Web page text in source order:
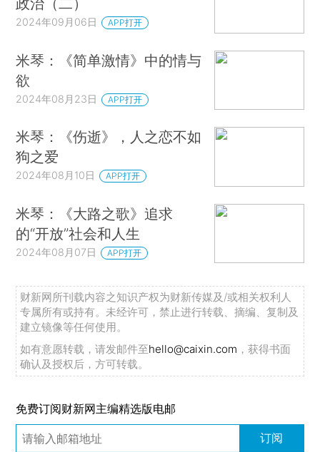
2024年09月06日 APP打开
米琴：《简单激情》中的情与
欲
2024年08月23日 APP打开
米琴：《伤逝》，人之恋不如
狗之爱
2024年08月10日 APP打开
米琴：《大路之歌》追求
的“开放”社会和人生
2024年08月07日 APP打开
财新网所刊载内容之知识产权为财新传媒及/或相关权利人
专属所有或持有。未经许可，禁止进行转载、摘编、复制及
建立镜像等任何使用。
如有意愿转载，请发邮件至hello@caixin.com ，获得书面
确认及授权后，方可转载。
免费订阅财新网主编精选版电邮
订阅